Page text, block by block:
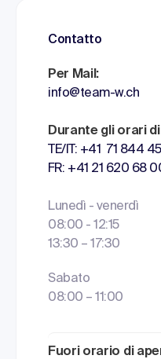
Contatto
Per Mail:
info@team-w.ch
Durante gli orari
TE/IT: +41 71 844
FR: +41 21 620 68
Lunedì - venerdì
08:00 - 12:15
13:30 – 17:30
Sabato
08:00 – 11:00
Fuori orario di